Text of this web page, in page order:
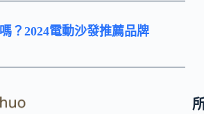
？2024電動沙發推薦品牌